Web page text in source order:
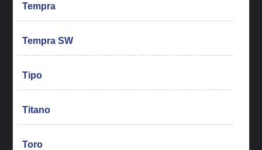
Tempra
Tempra SW
Tipo
Titano
Toro